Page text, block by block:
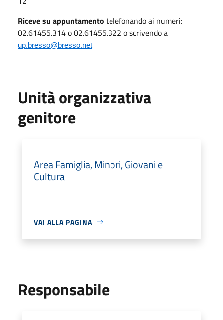
Riceve su appuntamento telefonando ai numeri:
02.61455.314 o 02.61455.322 o scrivendo a
up.bresso@bresso.net
Unità organizzativa
genitore
Area Famiglia, Minori, Giovani e
Cultura
VAI ALLA PAGINA
Responsabile